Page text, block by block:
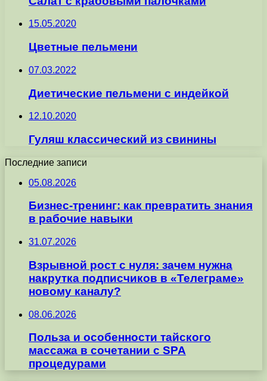
15.05.2020
Цветные пельмени
07.03.2022
Диетические пельмени с индейкой
12.10.2020
Гуляш классический из свинины
Последние записи
05.08.2026
Бизнес-тренинг: как превратить знания
в рабочие навыки
31.07.2026
Взрывной рост с нуля: зачем нужна
накрутка подписчиков в «Телеграме»
новому каналу?
08.06.2026
Польза и особенности тайского
массажа в сочетании с SPA
процедурами